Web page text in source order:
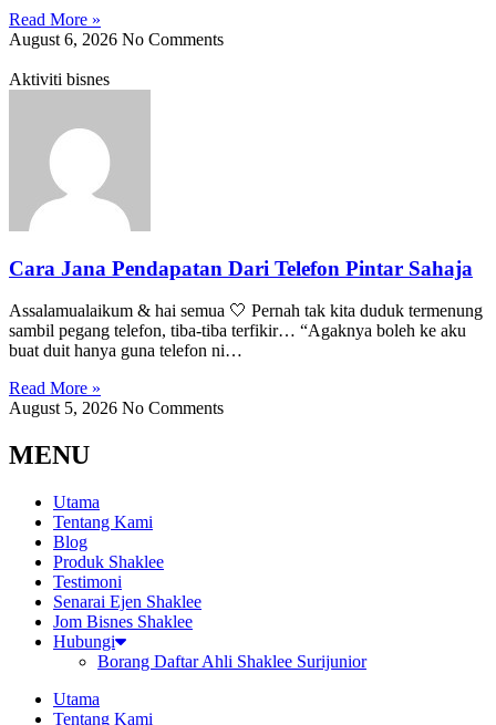
Read More »
August 6, 2026 No Comments
Aktiviti bisnes
Cara Jana Pendapatan Dari Telefon Pintar Sahaja
Assalamualaikum & hai semua 🤍 Pernah tak kita duduk termenung
sambil pegang telefon, tiba-tiba terfikir… “Agaknya boleh ke aku
buat duit hanya guna telefon ni…
Read More »
August 5, 2026 No Comments
MENU
Utama
Tentang Kami
Blog
Produk Shaklee
Testimoni
Senarai Ejen Shaklee
Jom Bisnes Shaklee
Hubungi
Borang Daftar Ahli Shaklee Surijunior
Utama
Tentang Kami